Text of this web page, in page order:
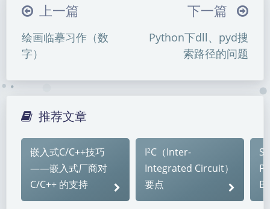
暗黑模式
Serif
∠( ᐛ 」∠)＿
୧(๑•̀⌄•́๑)૭
(ノ°ο°)ノ
(╯°A°)╯︵○○○
φ(￣∇￣o)
Σ(っ °Д °;)っ
o(*////▽////*)q
( ๑´•ω•) "(ㆆᴗㆆ)
上一篇
绘画临摹习作（数
字）
下一篇
Python下dll、pyd搜
索路径的问题
推荐文章
嵌入式C/C++技巧
——嵌入式厂商对
C/C++ 的支持
I²C（Inter-
Integrated Circuit）
要点